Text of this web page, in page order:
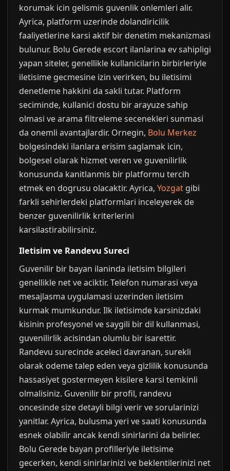
korumak icin gelismis guvenlik onlemleri alir.
Ayrica, platform uzerinde dolandiricilik
faaliyetlerine karsi aktif bir denetim mekanizmasi
bulunur. Bolu Gerede escort ilanlarina ev sahipligi
yapan siteler, genellikle kullanicilarin birbirleriyle
iletisime gecmesine izin verirken, bu iletisimi
denetleme hakkini da sakli tutar. Platform
seciminde, kullanici dostu bir arayuze sahip
olmasi ve arama filtreleme secenekleri sunmasi
da onemli avantajlardir. Ornegin, Bolu Merkez
bolgesindeki ilanlara erisim saglamak icin,
bolgesel olarak hizmet veren ve guvenilirlik
konusunda kanitlanmis bir platformu tercih
etmek en dogrusu olacaktir. Ayrica, Yozgat gibi
farkli sehirlerdeki platformlari inceleyerek de
benzer guvenilirlik kriterlerini
karsilastirabilirsiniz.
Iletisim ve Randevu Sureci
Guvenilir bir bayan ilaninda iletisim bilgileri
genellikle net ve aciktir. Telefon numarasi veya
mesajlasma uygulamasi uzerinden iletisim
kurmak mumkundur. Ilk iletisimde karsinizdaki
kisinin profesyonel ve saygili bir dil kullanmasi,
guvenilirlik acisindan olumlu bir isarettir.
Randevu surecinde aceleci davranan, surekli
olarak odeme talep eden veya gizlilik konusunda
hassasiyet gostermeyen kisilere karsi temkinli
olmalisiniz. Guvenilir bir profil, randevu
oncesinde size detayli bilgi verir ve sorularinizi
yanitlar. Ayrica, bulusma yeri ve saati konusunda
esnek olabilir ancak kendi sinirlarini da belirler.
Bolu Gerede bayan profilleriyle iletisime
gecerken, kendi sinirlarinizi ve beklentilerinizi net